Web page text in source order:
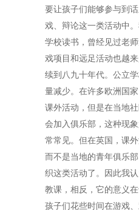
要让孩子们能够参与到
戏、辩论这一类活动中
学校读书，曾经见过老
戏项目和远足活动也越
续到八九十年代。公立
量减少。在许多欧洲国
课外活动，但是在当地
会加入俱乐部，这种现
常常见。但在英国，课
而不是当地的青年俱乐
织这类活动了。因此我
教课，相反，它的意义
孩子们花些时间在游戏